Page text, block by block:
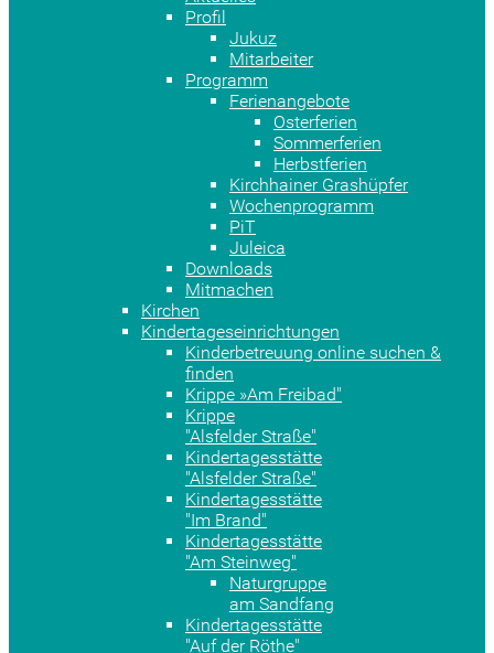
Profil
Jukuz
Mitarbeiter
Programm
Ferienangebote
Osterferien
Sommerferien
Herbstferien
Kirchhainer Grashüpfer
Wochenprogramm
PiT
Juleica
Downloads
Mitmachen
Kirchen
Kindertageseinrichtungen
Kinderbetreuung online suchen &
finden
Krippe »Am Freibad"
Krippe
"Alsfelder Straße"
Kindertagesstätte
"Alsfelder Straße"
Kindertagesstätte
"Im Brand"
Kindertagesstätte
"Am Steinweg"
Naturgruppe
am Sandfang
Kindertagesstätte
"Auf der Röthe"